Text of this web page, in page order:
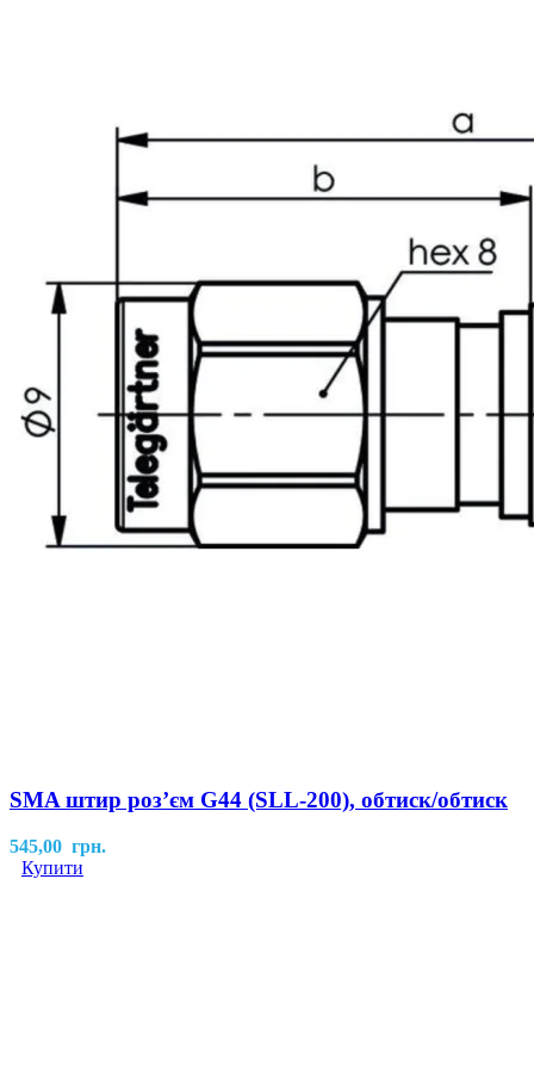
SMA штир розʼєм G44 (SLL-200), обтиск/обтиск
545,00 грн.
Купити